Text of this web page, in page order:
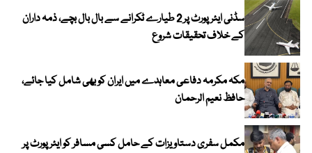
سڈنی ایئرپورٹ پر 2 طیارے ٹکرانے سے بال بال بچے، ذمہ داران
کے خلاف تحقیقات شروع
مکہ مکرمہ دفاعی معاہدے میں ایران کو بھی شامل کیا جائے،
حافظ نعیم الرحمان
مکمل سفری دستاویزات کے حامل کسی مسافر کو ایئرپورٹ پر